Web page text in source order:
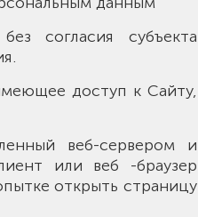
согласия субъекта
доступ к Сайту,
веб-сервером и
или веб -браузер
открыть страницу